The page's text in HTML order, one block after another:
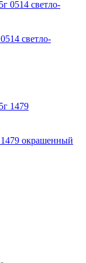
светло-
окрашенный